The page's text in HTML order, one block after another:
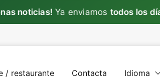
Ya enviamostodos los días✦
/ restaurante Contacta Idioma